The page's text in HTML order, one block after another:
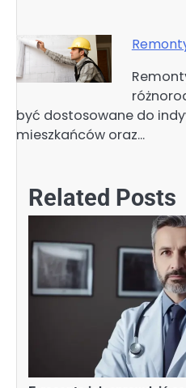
być dostosowane do
mieszkańców oraz…
Related Posts